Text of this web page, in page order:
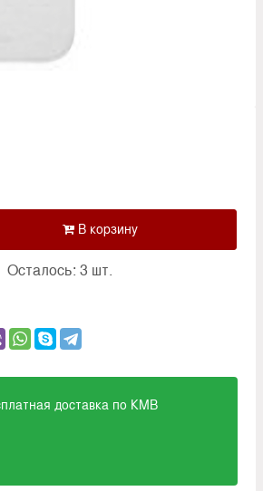
Осталось: 3 шт.
доставка по КМВ